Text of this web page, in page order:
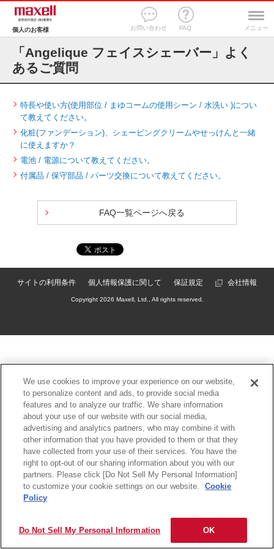
個人のお客様 お問い合わせ FAQ メニュー
「Angelique フェイスシェーバー」よく
あるご質問
特長や使い方(使用部位 / まゆコームの使用シーン / 水洗い )につい
て教えてください。
化粧(ファンデーション)、シェービングクリームやせっけんと一緒
に使えますか？
電池 / 電源について教えてください。
付属品 / 保守部品 / パーツ交換について教えてください。
FAQ一覧ページへ戻る
サイトの利用条件 個人情報保護に関して 保証規定 会社情報
Copyright 2026 Maxell, Ltd., All rights reserved.
We use cookies to improve your experience on our website,
to personalize content and ads, to provide social media
features and to analyze our traffic. We share information
about your use of our website with our social media,
advertising and analytics partners, who may combine it with
other information that you have provided to them or that they
have collected from your use of their services. You have the
right to opt-out of our sharing information about you with our
partners. Please click [Do Not Sell My Personal Information]
to customize your cookie settings on our website.
Cookie
Policy
Do Not Sell My Personal Information OK